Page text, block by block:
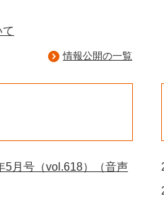
情報公開の一覧
5月号（vol.618）（音声